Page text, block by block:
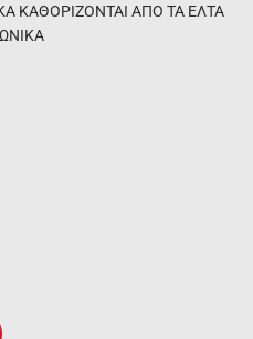
ΚΑΘΟΡΙΖΟΝΤΑΙ ΑΠΟ ΤΑ ΕΛΤΑ